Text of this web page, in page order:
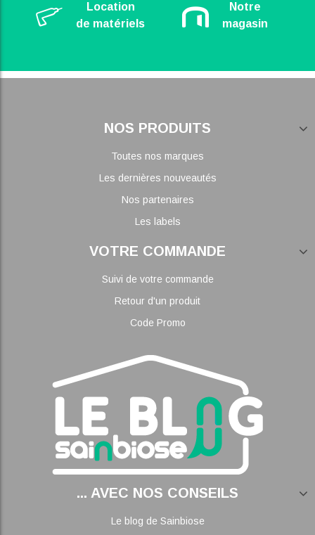
Location
de matériels
Notre
magasin
NOS PRODUITS
Toutes nos marques
Les dernières nouveautés
Nos partenaires
Les labels
VOTRE COMMANDE
Suivi de votre commande
Retour d'un produit
Code Promo
... AVEC NOS CONSEILS
Le blog de Sainbiose